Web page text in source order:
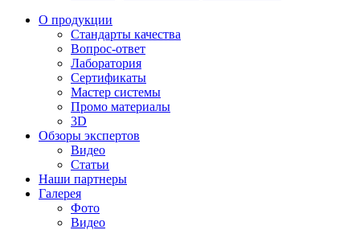
О продукции
Стандарты качества
Вопрос-ответ
Лаборатория
Сертификаты
Мастер системы
Промо материалы
3D
Обзоры экспертов
Видео
Статьи
Наши партнеры
Галерея
Фото
Видео